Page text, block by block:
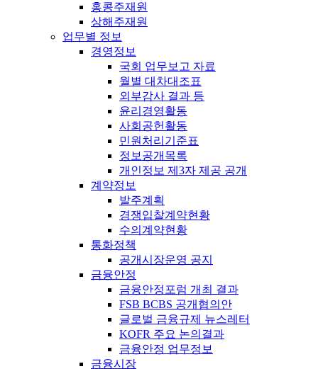
홍콩주재원
상해주재원
업무별 정보
경영정보
국회 업무보고 자료
월별 대차대조표
외부감사 결과 등
윤리경영활동
사회공헌활동
민원처리기준표
정보공개목록
개인정보 제3자 제공 공개
계약정보
발주계획
경쟁입찰계약현황
수의계약현황
통화정책
공개시장운영 공지
금융안정
금융안정포럼 개최 결과
FSB BCBS 공개협의안
글로벌 금융규제 뉴스레터
KOFR 주요 논의결과
금융안정 업무정보
금융시장